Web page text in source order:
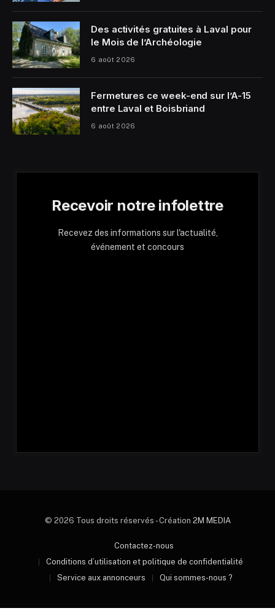
Des activités gratuites à Laval pour
le Mois de l’Archéologie
6 août 2026
Fermetures ce week-end sur l’A-15
entre Laval et Boisbriand
6 août 2026
Recevoir notre infolettre
Recevez des informations sur l'actualité,
événement et concours
© 2026 Tous droits réservés - Création 2M MEDIA
Contactez-nous
Conditions d’utilisation et politique de confidentialité
Service aux annonceurs
Qui sommes-nous ?